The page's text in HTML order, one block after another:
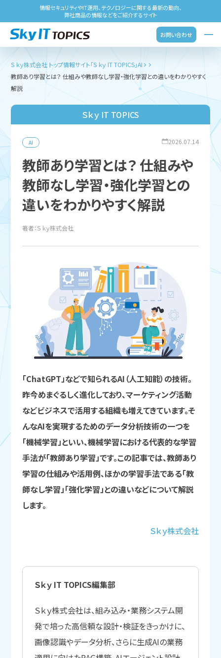
情報セキュリティやIT運用、テクノロジーに関する最新の動向、
弊社商品の情報などをご紹介するサイト
お問い合わせ
Ｓｋｙ株式会社 トップ情報サイト「Ｓｋｙ IT TOPICS」AI
教師あり学習とは？ 仕組みや教師なし学習・強化学習との違いをわかりやすく
解説
Ｓｋｙ IT TOPICS
AI 2026.07.14
教師あり学習とは？ 仕組みや
教師なし学習・強化学習との
違いをわかりやすく解説
著者：Ｓｋｙ株式会社
「ChatGPT」などで知られるAI（人工知能）の技術。
昨今めまぐるしく進化しており、マーケティング活動
などビジネスで活用する組織も増えてきています。そ
んなAIを実現するためのデータ分析技術の一つを
「機械学習」といい、機械学習における代表的な学習
手法が「教師あり学習」です。この記事では、教師あり
学習の仕組みや活用例、ほかの学習手法である「教
師なし学習」「強化学習」との違いなどについて解説
します。
Ｓｋｙ株式会社
Ｓｋｙ IT TOPICS編集部
Ｓｋｙ株式会社は、組み込み・業務システム開
発で培った高信頼な設計・検証をきっかけに、
画像認識やデータ分析、さらに生成AIの業務